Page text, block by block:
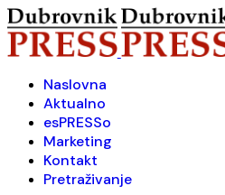
Naslovna
Aktualno
esPRESSo
Marketing
Kontakt
Pretraživanje